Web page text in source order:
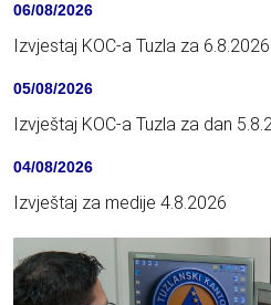
06/08/2026
Izvjestaj KOC-a Tuzla za
05/08/2026
Izvještaj KOC-a Tuzla za dan
04/08/2026
Izvještaj za medije 4.8.2026